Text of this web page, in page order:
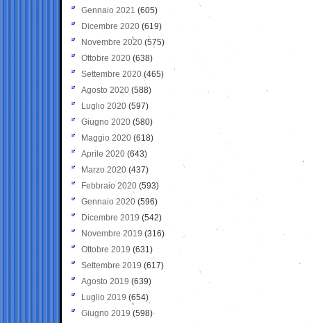
Gennaio 2021 (605)
Dicembre 2020 (619)
Novembre 2020 (575)
Ottobre 2020 (638)
Settembre 2020(465)
Agosto 2020 (588)
Luglio 2020 (597)
Giugno 2020 (580)
Maggio 2020 (618)
Aprile 2020 (643)
Marzo 2020 (437)
Febbraio 2020 (593)
Gennaio 2020 (596)
Dicembre 2019 (542)
Novembre 2019 (316)
Ottobre 2019 (631)
Settembre 2019 (617)
Agosto 2019 (639)
Luglio 2019 (654)
Giugno 2019 (598)